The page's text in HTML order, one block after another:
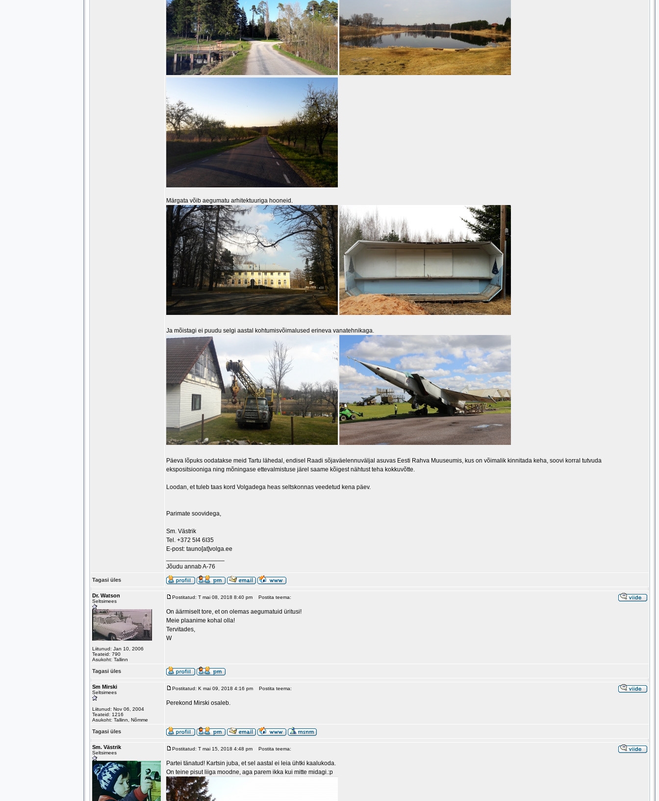
Märgata võib aegumatu arhitektuuriga hooneid.
Ja mõistagi ei puudu selgi aastal kohtumisvõimalused erineva vanatehnikaga.
Päeva lõpuks oodatakse meid Tartu lähedal, endisel Raadi sõjaväelennuväljal asuvas Eesti Rahva Muuseumis, kus on võimalik kinnitada keha, soovi korral tutvuda
ekspositsiooniga ning mõningase ettevalmistuse järel saame kõigest nähtust teha kokkuvõtte.
Loodan, et tuleb taas kord Volgadega heas seltskonnas veedetud kena päev.
Parimate soovidega,
Sm. Västrik
Tel. +372 5I4 6I35
E-post: tauno[at]volga.ee
Jõudu annab A-76
Tagasi üles
Dr. Watson
Seltsimees
Liitunud: Jan 10, 2006
Teateid: 790
Asukoht: Tallinn
Postitatud: T mai 08, 2018 8:40 pm Postita teema:
On äärmiselt tore, et on olemas aegumatuid üritusi!
Meie plaanime kohal olla!
Tervitades,
W
Tagasi üles
Sm Mirski
Seltsimees
Liitunud: Nov 06, 2004
Teateid: 1216
Asukoht: Tallinn, Nõmme
Postitatud: K mai 09, 2018 4:16 pm Postita teema:
Perekond Mirski osaleb.
Tagasi üles
Sm. Västrik
Seltsimees
Postitatud: T mai 15, 2018 4:48 pm Postita teema:
Partei tänatud! Kartsin juba, et sel aastal ei leia ühtki kaalukoda.
On teine pisut liiga moodne, aga parem ikka kui mitte midagi.:p